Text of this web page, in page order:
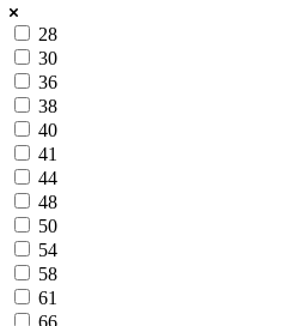
28
30
36
38
40
41
44
48
50
54
58
61
66